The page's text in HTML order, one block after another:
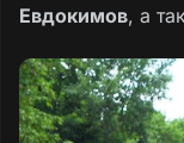
Евдокимов, а